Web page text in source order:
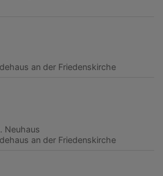
an der Friedenskirche
Neuhaus
an der Friedenskirche